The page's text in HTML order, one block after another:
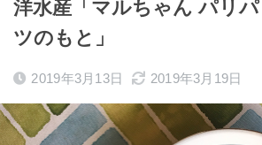
洋水産「マルちゃん パリ
ツのもと」
2019年3月13日 2019年3月19日